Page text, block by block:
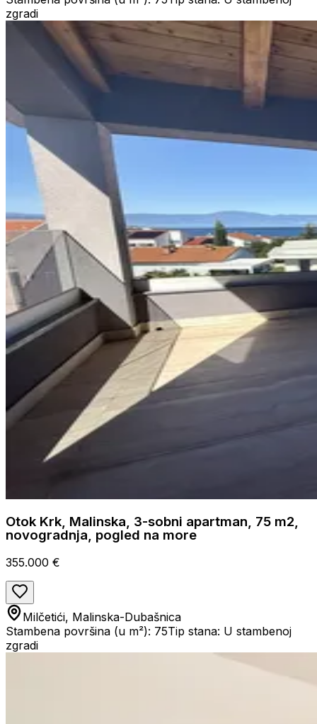
zgradi
Otok Krk, Malinska, 3-sobni apartman, 75 m2,
novogradnja, pogled na more
355.000 €
Milčetići, Malinska-Dubašnica
Stambena površina (u m²): 75Tip stana: U stambenoj
zgradi